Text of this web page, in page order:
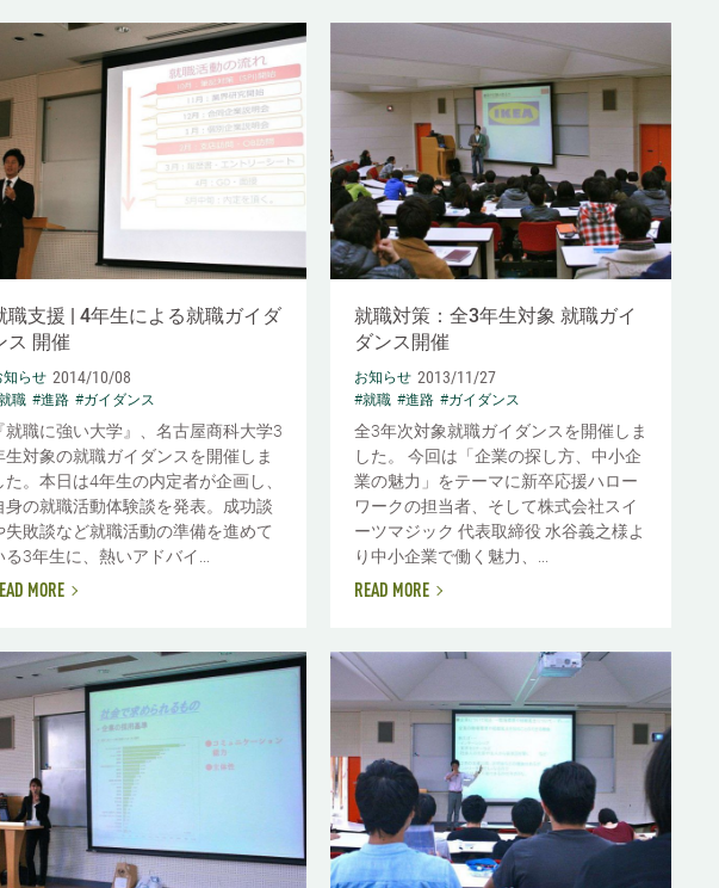
職支援 | 4年生による就職ガイダ
ス 開催
知らせ 2014/10/08
職 #進路 #ガイダンス
『就職に強い大学』、名古屋商科大学3
生対象の就職ガイダンスを開催しま
た。本日は4年生の内定者が企画し、
身の就職活動体験談を発表。成功談
失敗談など就職活動の準備を進めて
る3年生に、熱いアドバイ...
MORE
就職対策：全3年生対象 就職ガイ
ダンス開催
お知らせ 2013/11/27
#就職 #進路 #ガイダンス
全3年次対象就職ガイダンスを開催しま
した。 今回は「企業の探し方、中小企
業の魅力」をテーマに新卒応援ハロー
ワークの担当者、そして株式会社スイ
ーツマジック 代表取締役 水谷義之様よ
り中小企業で働く魅力、...
READ MORE